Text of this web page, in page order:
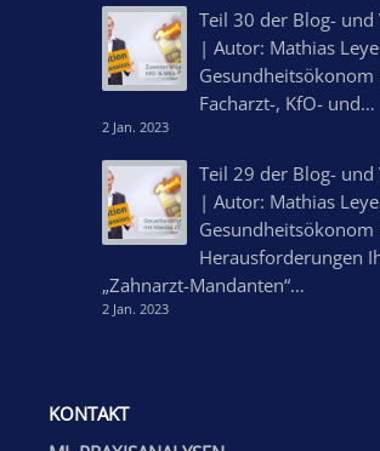
Teil 30 der Blog- und
| Autor: Mathias
Gesundheitsökonom
Facharzt-, KfO- und…
2 Jan. 2023
Teil 29 der Blog- und
| Autor: Mathias
Herausforderungen
„Zahnarzt-Mandanten“…
2 Jan. 2023
KONTAKT